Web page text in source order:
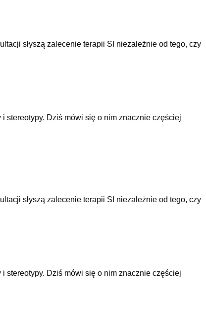
słyszą zalecenie terapii SI niezależnie od tego, czy
stereotypy. Dziś mówi się o nim znacznie częściej
słyszą zalecenie terapii SI niezależnie od tego, czy
stereotypy. Dziś mówi się o nim znacznie częściej